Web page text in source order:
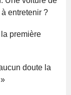
entretenir ?
première
doute la